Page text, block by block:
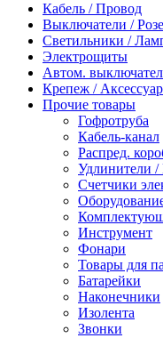
Кабель / Провод
Выключатели /
Светильники /
Электрощиты
Автом.
Крепеж /
Прочие товары
Гофротруба
Кабель-канал
Распред.
Удлинители
Счетчики
Инструмент
Фонари
Товары для
Батарейки
Наконечники
Изолента
Звонки